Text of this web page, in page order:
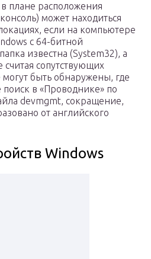
плане расположения
может находиться
если на компьютере
с 64-битной
известна (System32), а
считая сопутствующих
быть обнаружены, где
поиск в «Проводнике» по
devmgmt, сокращение,
от английского
Windows